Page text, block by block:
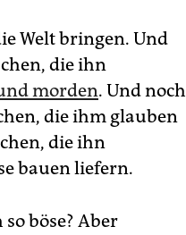
Welt bringen. Und
die ihn
morden. Und noch
die ihm glauben
die ihn
bauen liefern.
böse? Aber